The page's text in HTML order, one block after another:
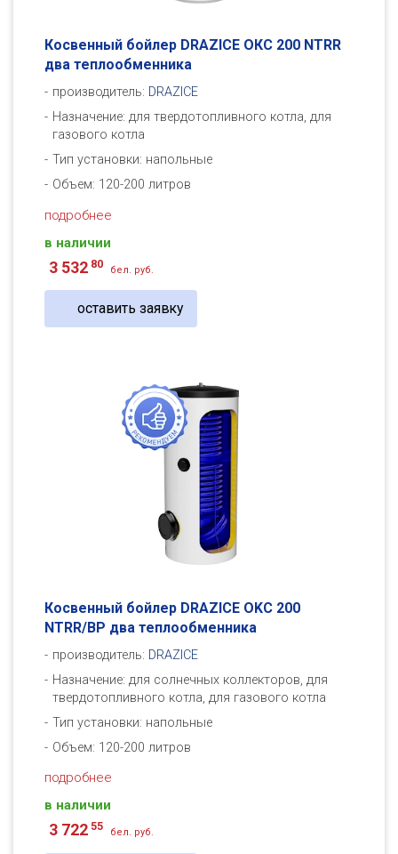
Косвенный бойлер DRAZICE ОКC 200 NTRR
два теплообменника
производитель: DRAZICE
Назначение: для твердотопливного котла, для
газового котла
Тип установки: напольные
Объем: 120-200 литров
подробнее
в наличии
3 532 80 бел. руб.
оставить заявку
Косвенный бойлер DRAZICE OKC 200
NTRR/BP два теплообменника
производитель: DRAZICE
Назначение: для солнечных коллекторов, для
твердотопливного котла, для газового котла
Тип установки: напольные
Объем: 120-200 литров
подробнее
в наличии
3 722 55 бел. руб.